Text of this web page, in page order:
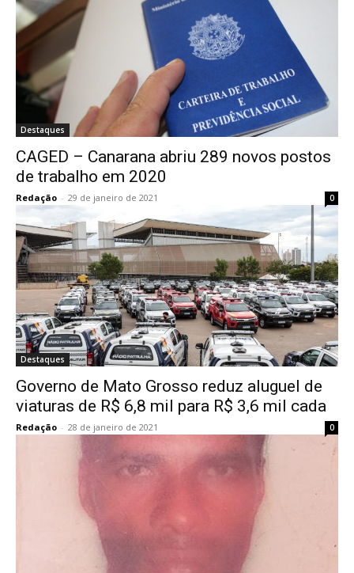
Destaques
CAGED – Canarana abriu 289 novos postos
de trabalho em 2020
Redação - 29 de janeiro de 2021 0
Destaques
Governo de Mato Grosso reduz aluguel de
viaturas de R$ 6,8 mil para R$ 3,6 mil cada
Redação - 28 de janeiro de 2021 0